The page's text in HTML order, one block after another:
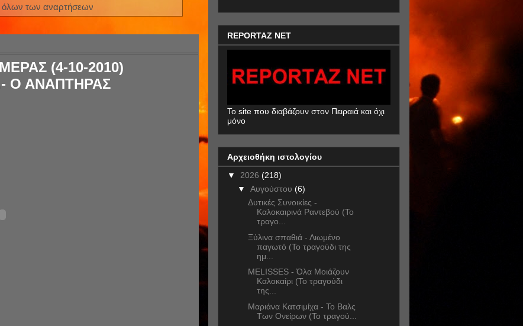
όλων των αναρτήσεων
(4-10-2010)
Ο ΑΝΑΠΤΗΡΑΣ
REPORTAZ NET
To site που διαβάζουν στον Πειραιά και όχι
μόνο
Αρχειοθήκη ιστολογίου
▼ 2026 (218)
▼ Αυγούστου (6)
Δυτικές Συνοικίες -
Καλοκαιρινά Ραντεβού (Το
τραγο...
Ξύλινα σπαθιά - Λιωμένο
παγωτό (Το τραγούδι της
ημ...
MELISSES - Όλα Μοιάζουν
Καλοκαίρι (Το τραγούδι
της...
Μαριάνα Κατσιμίχα - Το Βαλς
Των Ονείρων (Το τραγού...